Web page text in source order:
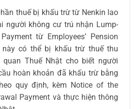
thuế bị khấu trừ từ Nenkin lao
người không cư trú nhận Lump-
từ Employees’ Pension
này có thể bị khấu trừ thuế thu
quan Thuế Nhật cho biết người
hoàn khoản đã khấu trừ bằng
quy định, kèm Notice of the
Payment và thực hiện thông